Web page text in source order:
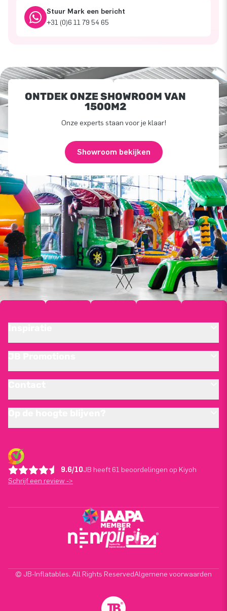
Stuur Mark een bericht
+31 (0)6 11 79 54 65
ONTDEK ONZE SHOWROOM VAN
1500M2
Onze experts staan voor je klaar!
Showroom bekijken
9.6/10JB heeft 61 beoordelingen op Kiyoh
Schrijf een review ->
© JB-Inflatables. All Rights ReservedAlgemene voorwaarden